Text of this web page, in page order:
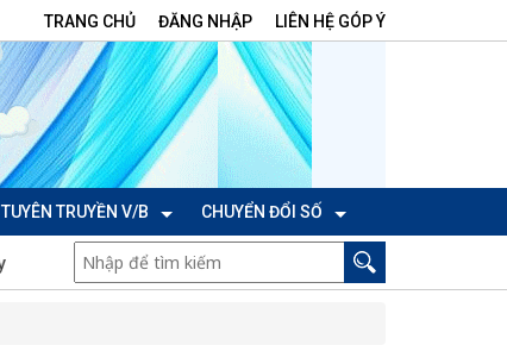
TRANG CHỦ ĐĂNG NHẬP LIÊN HỆ GÓP Ý
TUYÊN TRUYỀN V/B CHUYỂN ĐỔI SỐ
CTr/TU ngày 06/7/2026 của Ban Thường vụ Tỉnh ủy thực hiện